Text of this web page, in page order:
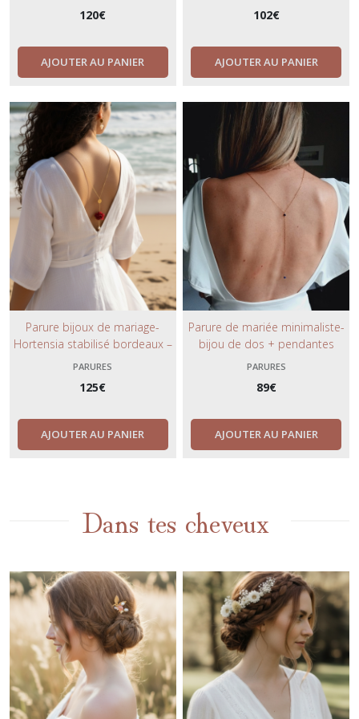
du 6.
120€
AJOUTER AU PANIER
102€
AJOUTER AU PANIER
Parure bijoux de mariage-
Hortensia stabilisé bordeaux –
Collier de dos perle, bracelet et
coloris.
PARURES
125€
AJOUTER AU PANIER
Parure de mariée minimaliste-
bijou de dos + pendantes
chaînettes + bracelet- bijoux de
PARURES
89€
AJOUTER AU PANIER
Dans tes cheveux